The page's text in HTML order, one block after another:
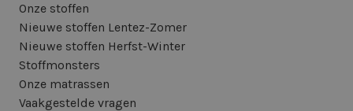
Onze stoffen
Nieuwe stoffen Lentez-Zomer
Nieuwe stoffen Herfst-Winter
Stoffmonsters
Onze matrassen
Vaakgestelde vragen